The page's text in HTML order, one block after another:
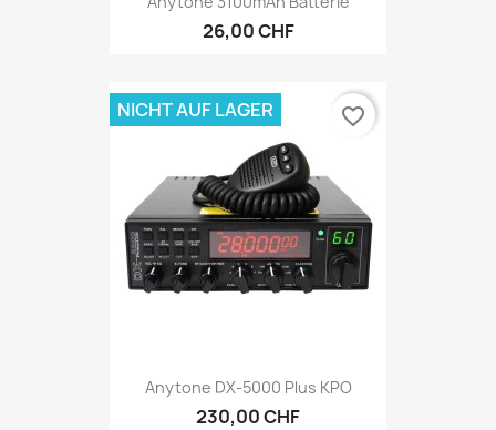
26,00 CHF
Anytone DX-5000 Plus KPO
230,00 CHF
NICHT AUF LAGER favorite_border